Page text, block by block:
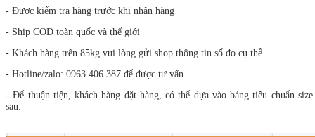
- Được kiểm tra hàng trước khi nhận hàng
- Ship COD toàn quốc và thế giới
- Khách hàng trên 85kg vui lòng gửi shop thông tin số đo cụ thể.
- Hotline/zalo: 0963.406.387 để được tư vấn
- Để thuận tiện, khách hàng đặt hàng, có thể dựa vào bảng tiêu chuẩn size
sau: